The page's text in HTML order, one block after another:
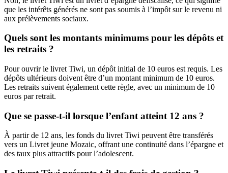
que les intérêts générés ne sont pas soumis à l’impôt sur le revenu ni
aux prélèvements sociaux.
Quels sont les montants minimums pour les dépôts et
les retraits ?
Pour ouvrir le livret Tiwi, un dépôt initial de 10 euros est requis. Les
dépôts ultérieurs doivent être d’un montant minimum de 10 euros.
Les retraits suivent également cette règle, avec un minimum de 10
euros par retrait.
Que se passe-t-il lorsque l’enfant atteint 12 ans ?
À partir de 12 ans, les fonds du livret Tiwi peuvent être transférés
vers un Livret jeune Mozaic, offrant une continuité dans l’épargne et
des taux plus attractifs pour l’adolescent.